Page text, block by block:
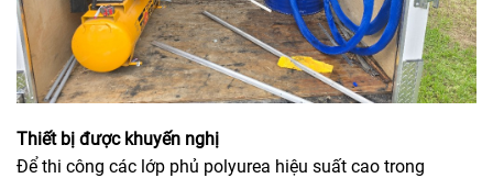
Thiết bị được khuyến nghị
Để thi công các lớp phủ polyurea hiệu suất cao trong